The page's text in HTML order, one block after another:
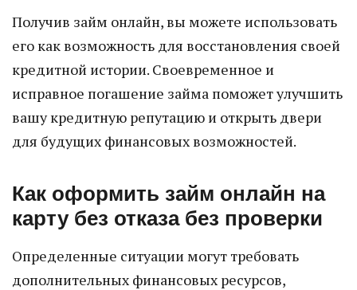
Получив займ онлайн, вы можете использовать
его как возможность для восстановления своей
кредитной истории. Своевременное и
исправное погашение займа поможет улучшить
вашу кредитную репутацию и открыть двери
для будущих финансовых возможностей.
Как оформить займ онлайн на
карту без отказа без проверки
Определенные ситуации могут требовать
дополнительных финансовых ресурсов,